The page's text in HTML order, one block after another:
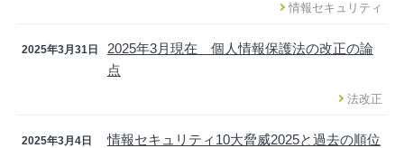
情報セキュリティ
2025年3月31日
2025年3月現在 個人情報保護法の改正の論
点
法改正
2025年3月4日
情報セキュリティ10大脅威2025と過去の順位